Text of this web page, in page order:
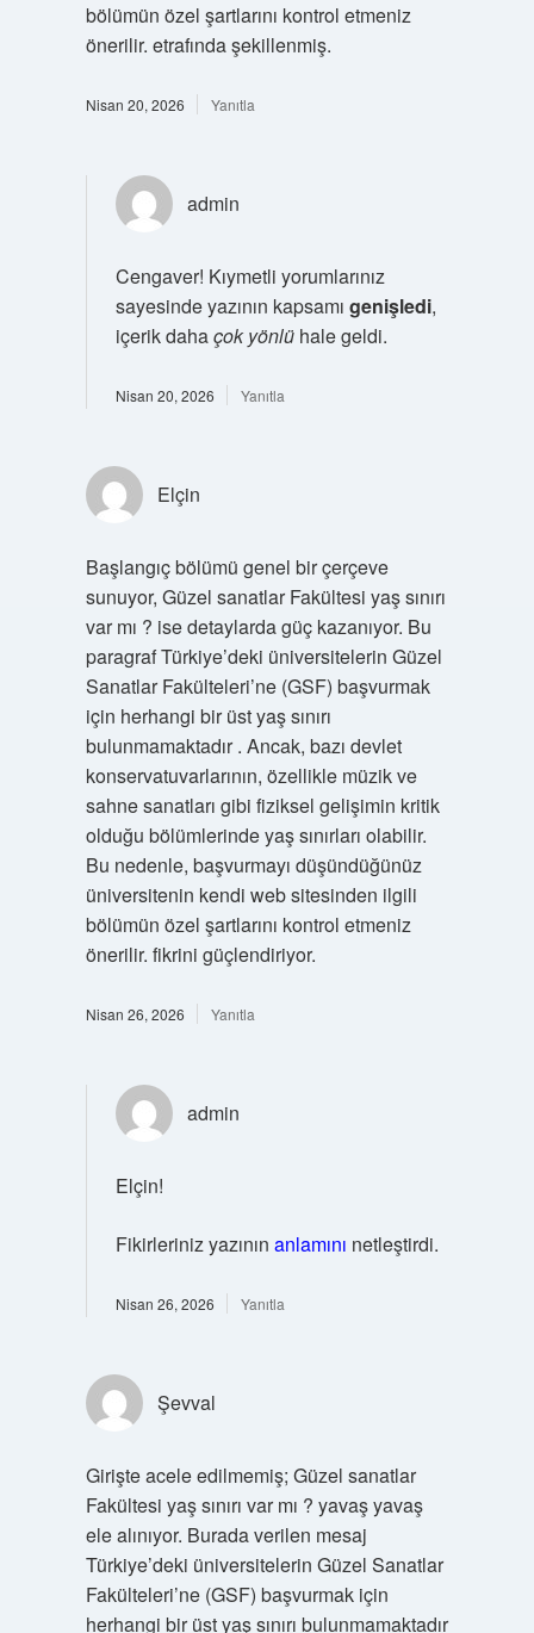
bölümün özel şartlarını kontrol etmeniz
önerilir. etrafında şekillenmiş.
Nisan 20, 2026 Yanıtla
admin
Cengaver! Kıymetli yorumlarınız
sayesinde yazının kapsamı genişledi,
içerik dahaçok yönlühale geldi.
Nisan 20, 2026 Yanıtla
Elçin
Başlangıç bölümü genel bir çerçeve
sunuyor, Güzel sanatlar Fakültesi yaş sınırı
var mı ? ise detaylarda güç kazanıyor. Bu
paragraf Türkiye’deki üniversitelerin Güzel
Sanatlar Fakülteleri’ne (GSF) başvurmak
için herhangi bir üst yaş sınırı
bulunmamaktadır . Ancak, bazı devlet
konservatuvarlarının, özellikle müzik ve
sahne sanatları gibi fiziksel gelişimin kritik
olduğu bölümlerinde yaş sınırları olabilir.
Bu nedenle, başvurmayı düşündüğünüz
üniversitenin kendi web sitesinden ilgili
bölümün özel şartlarını kontrol etmeniz
önerilir. fikrini güçlendiriyor.
Nisan 26, 2026 Yanıtla
admin
Elçin!
Fikirleriniz yazının anlamını netleştirdi.
Nisan 26, 2026 Yanıtla
Şevval
Girişte acele edilmemiş; Güzel sanatlar
Fakültesi yaş sınırı var mı ? yavaş yavaş
ele alınıyor. Burada verilen mesaj
Türkiye’deki üniversitelerin Güzel Sanatlar
Fakülteleri’ne (GSF) başvurmak için
herhangi bir üst yaş sınırı bulunmamaktadır